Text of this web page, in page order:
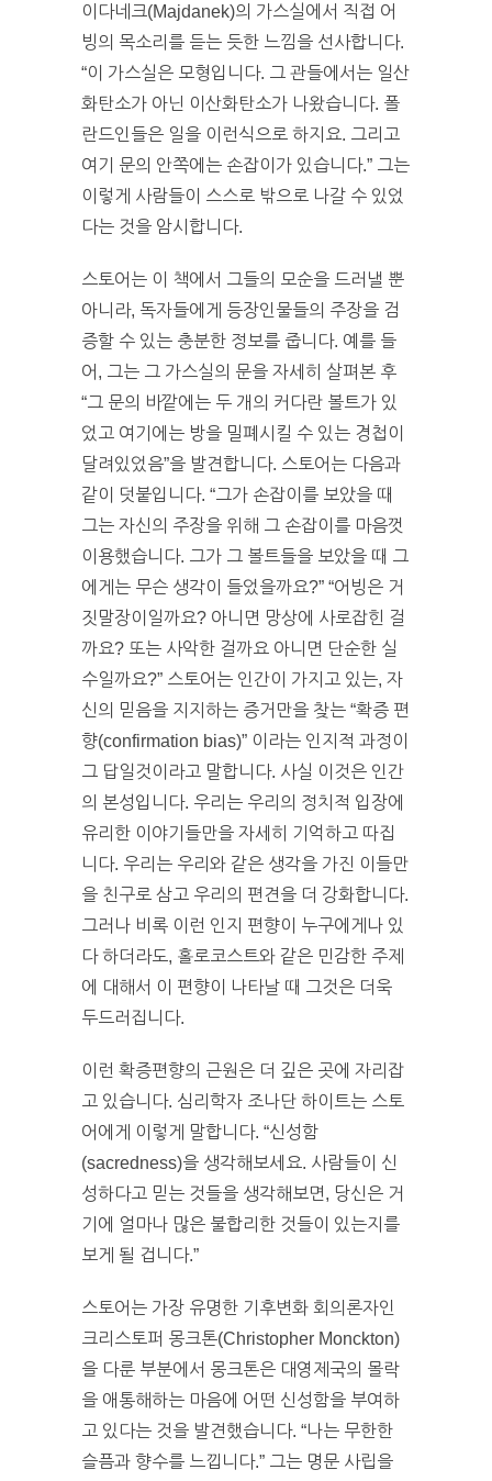
이다네크(Majdanek)의 가스실에서 직접 어
빙의 목소리를 듣는 듯한 느낌을 선사합니다.
“이 가스실은 모형입니다. 그 관들에서는 일산
화탄소가 아닌 이산화탄소가 나왔습니다. 폴
란드인들은 일을 이런식으로 하지요. 그리고
여기 문의 안쪽에는 손잡이가 있습니다.” 그는
이렇게 사람들이 스스로 밖으로 나갈 수 있었
다는 것을 암시합니다.
스토어는 이 책에서 그들의 모순을 드러낼 뿐
아니라, 독자들에게 등장인물들의 주장을 검
증할 수 있는 충분한 정보를 줍니다. 예를 들
어, 그는 그 가스실의 문을 자세히 살펴본 후
“그 문의 바깥에는 두 개의 커다란 볼트가 있
었고 여기에는 방을 밀폐시킬 수 있는 경첩이
달려있었음”을 발견합니다. 스토어는 다음과
같이 덧붙입니다. “그가 손잡이를 보았을 때
그는 자신의 주장을 위해 그 손잡이를 마음껏
이용했습니다. 그가 그 볼트들을 보았을 때 그
에게는 무슨 생각이 들었을까요?” “어빙은 거
짓말장이일까요? 아니면 망상에 사로잡힌 걸
까요? 또는 사악한 걸까요 아니면 단순한 실
수일까요?” 스토어는 인간이 가지고 있는, 자
신의 믿음을 지지하는 증거만을 찾는 “확증 편
향(confirmation bias)” 이라는 인지적 과정이
그 답일것이라고 말합니다. 사실 이것은 인간
의 본성입니다. 우리는 우리의 정치적 입장에
유리한 이야기들만을 자세히 기억하고 따집
니다. 우리는 우리와 같은 생각을 가진 이들만
을 친구로 삼고 우리의 편견을 더 강화합니다.
그러나 비록 이런 인지 편향이 누구에게나 있
다 하더라도, 홀로코스트와 같은 민감한 주제
에 대해서 이 편향이 나타날 때 그것은 더욱
두드러집니다.
이런 확증편향의 근원은 더 깊은 곳에 자리잡
고 있습니다. 심리학자 조나단 하이트는 스토
어에게 이렇게 말합니다. “신성함
(sacredness)을 생각해보세요. 사람들이 신
성하다고 믿는 것들을 생각해보면, 당신은 거
기에 얼마나 많은 불합리한 것들이 있는지를
보게 될 겁니다.”
스토어는 가장 유명한 기후변화 회의론자인
크리스토퍼 몽크톤(Christopher Monckton)
을 다룬 부분에서 몽크톤은 대영제국의 몰락
을 애통해하는 마음에 어떤 신성함을 부여하
고 있다는 것을 발견했습니다. “나는 무한한
슬픔과 향수를 느낍니다.” 그는 명문 사립을